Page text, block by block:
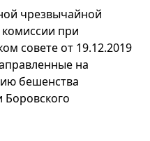
чрезвычайной
при
совете от 19.12.2019
на
бешенства